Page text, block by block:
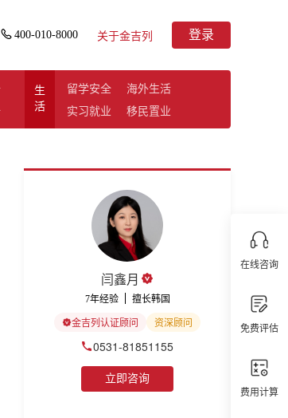
400-010-8000 关于金吉列 登录
生
活
留学安全
海外生活
实习就业
移民置业
在线咨询
免费评估
费用计算
闫鑫月
7年经验 擅长韩国
金吉列认证顾问 资深顾问
0531-81851155
立即咨询